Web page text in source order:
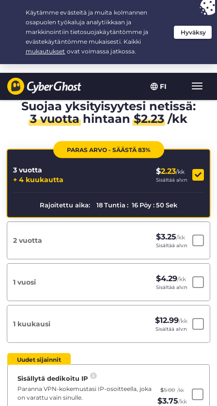
FI
Your choice:The Best Deal for 3.3333333333333-years at $
/month
Suojaa yksityisyytesi netissä:
3 vuottahintaan$2.23/kk
PARAS ARVO - SÄÄSTÄ 83%
3 vuotta
+ 4 kuukautta
$2.23/kk
Sisältää alv:n
Rajoitettu aika: 18Tuntia : 16 Pöy:49Sek
2 vuotta $3.25/kk
Sisältää alv:n
1 vuosi $4.29/kk
Sisältää alv:n
1 kuukausi $12.99/kk
Sisältää alv:n
Uudet sijainnit
Sisällytä dedikoitu IP
Paranna VPN-kokemustasi IP-osoitteella, joka
on varattu vain sinulle.
$5.00 /kk
$3.75/kk